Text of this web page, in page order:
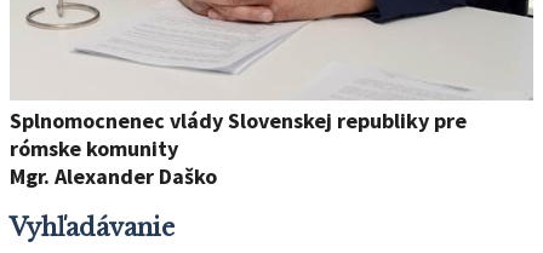
Splnomocnenec vlády Slovenskej republiky pre
rómske komunity
Mgr. Alexander Daško
Vyhľadávanie